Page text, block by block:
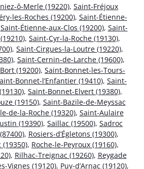
ô-Merle (19220), Saint-Fréjoux
les-Roches (19200), Saint-Étienne-
Saint-Étienne-aux-Clos (19200), Saint-
, Saint-Cyr-la-Roche (19130),
, Saint-Cirgues-la-Loutre (19220),
, Saint-Cernin-de-Larche (19600),
(19200), Saint-Bonnet-les-Tours-
Bonnet-l’Enfantier (19410), Saint-
, Saint-Bonnet-Elvert (19380),
(19150), Saint-Bazile-de-Meyssac
de-la-Roche (19320), Saint-Aulaire
(19390), Saillac (19500), Sadroc
, Rosiers-d’Égletons (19300),
(19350), Roche-le-Peyroux (19160),
, Rilhac-Treignac (19260), Reygade
Vignes (19120), Puy-d’Arnac (19120),